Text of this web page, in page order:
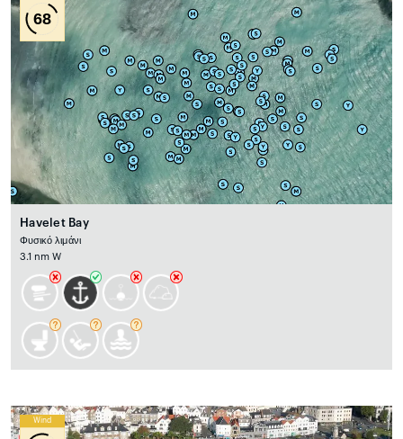
68
Havelet Bay
Φυσικό λιμάνι
3.1 nm W
Wind